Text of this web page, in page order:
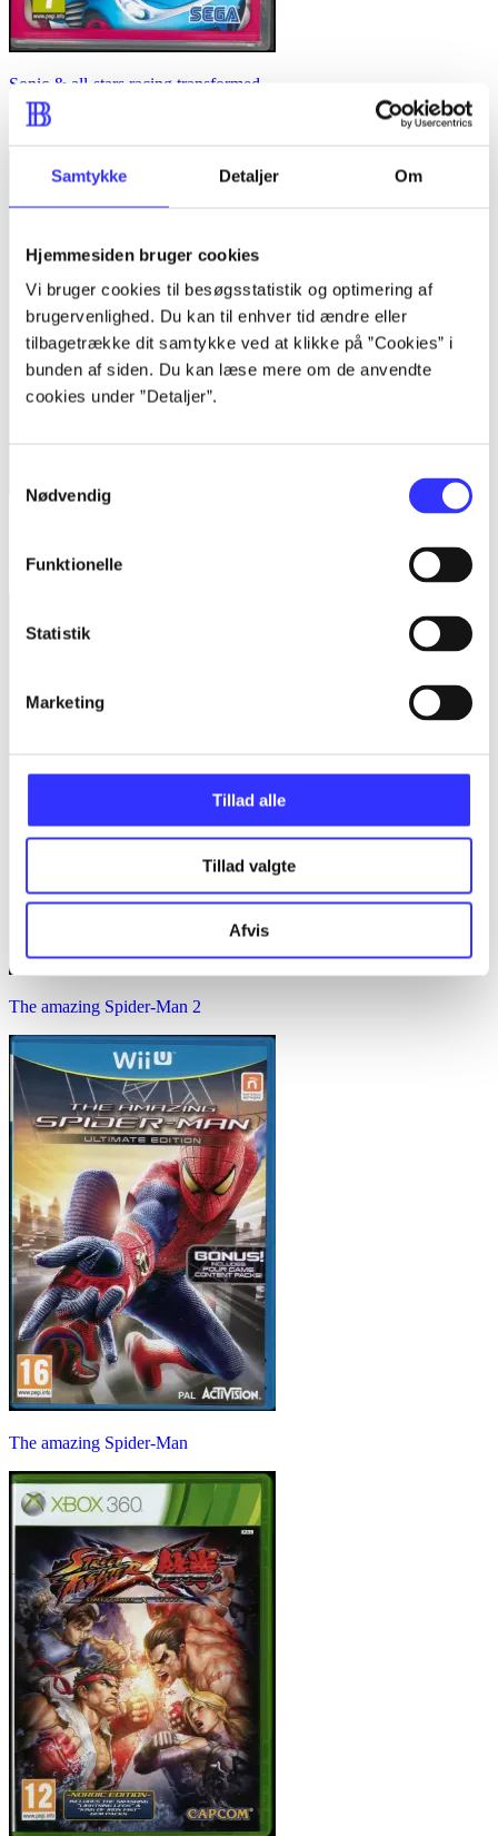
Samtykke Detaljer Om
Hjemmesiden bruger cookies
Vi bruger cookies til besøgsstatistik og optimering af
brugervenlighed. Du kan til enhver tid ændre eller
tilbagetrække dit samtykke ved at klikke på ”Cookies” i
bunden af siden. Du kan læse mere om de anvendte
cookies under ”Detaljer”.
Nødvendig
Funktionelle
Statistik
Marketing
Tillad alle
Tillad valgte
Afvis
Sonic & all-stars racing transformed
Sumo Digital
TT Games
The amazing Spider-Man 2
The amazing Spider-Man